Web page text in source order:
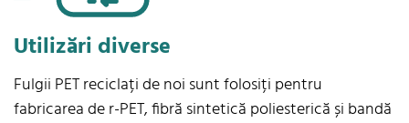
Utilizări diverse
Fulgii PET reciclați de noi sunt folosiți pentru
fabricarea de r-PET, fibră sintetică poliesterică și bandă